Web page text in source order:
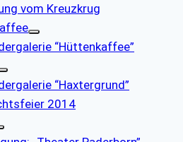
vom Kreuzkrug
“Hüttenkaffee”
“Haxtergrund”
2014